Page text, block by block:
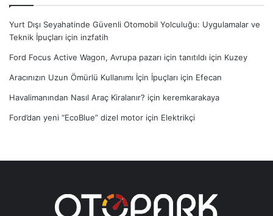
Yurt Dışı Seyahatinde Güvenli Otomobil Yolculuğu: Uygulamalar ve
Teknik İpuçları için inzfatih
Ford Focus Active Wagon, Avrupa pazarı için tanıtıldı için Kuzey
Aracınızın Uzun Ömürlü Kullanımı İçin İpuçları için Efecan
Havalimanından Nasıl Araç Kiralanır? için keremkarakaya
Ford’dan yeni “EcoBlue” dizel motor için Elektrikçi